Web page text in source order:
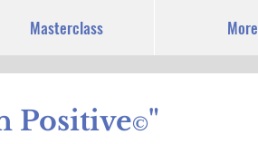
Masterclass More
Positive©"